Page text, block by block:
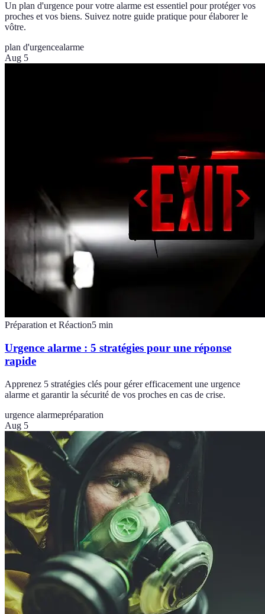
Un plan d'urgence pour votre alarme est essentiel pour protéger vos
proches et vos biens. Suivez notre guide pratique pour élaborer le
vôtre.
plan d'urgencealarme
Aug 5
Préparation et Réaction5 min
Urgence alarme : 5 stratégies pour une réponse
rapide
Apprenez 5 stratégies clés pour gérer efficacement une urgence
alarme et garantir la sécurité de vos proches en cas de crise.
urgence alarmepréparation
Aug 5